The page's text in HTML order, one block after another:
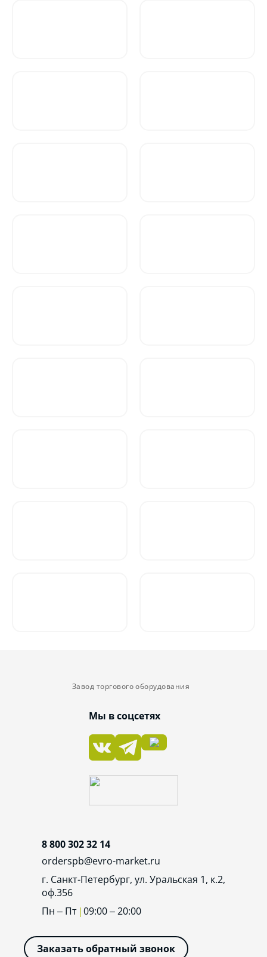
Завод торгового оборудования
Мы в соцсетях
8 800 302 32 14
orderspb@evro-market.ru
г. Санкт-Петербург, ул. Уральская 1, к.2,
оф.356
Пн – Пт 09:00 – 20:00
Заказать обратный звонок